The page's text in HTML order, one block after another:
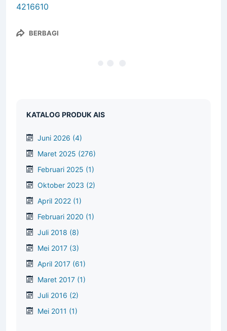
4216610
BERBAGI
KATALOG PRODUK AIS
Juni 2026 (4)
Maret 2025 (276)
Februari 2025 (1)
Oktober 2023 (2)
April 2022 (1)
Februari 2020 (1)
Juli 2018 (8)
Mei 2017 (3)
April 2017 (61)
Maret 2017 (1)
Juli 2016 (2)
Mei 2011 (1)